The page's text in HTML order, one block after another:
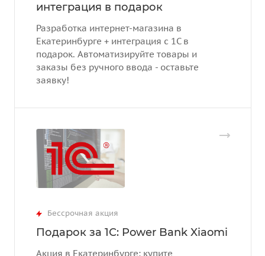
интеграция в подарок
Разработка интернет-магазина в
Екатеринбурге + интеграция с 1С в
подарок. Автоматизируйте товары и
заказы без ручного ввода - оставьте
заявку!
Бессрочная акция
Подарок за 1С: Power Bank Xiaomi
Акция в Екатеринбурге: купите